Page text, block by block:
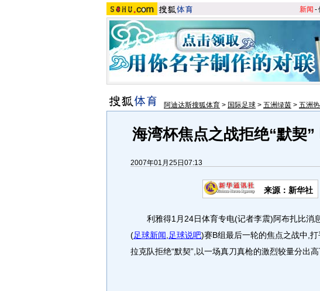
新闻 -
阿迪达斯搜狐体育 > 国际足球 > 五洲绿茵 > 五洲
海湾杯焦点之战拒绝“默契”
2007年01月25日07:13
来源：新华社
利雅得1月24日体育专电(记者李震)阿布扎比消
(足球新闻 足球说吧)赛B组最后一轮的焦点之战中,
拉克队拒绝“默契”,以一场真刀真枪的激烈较量分出